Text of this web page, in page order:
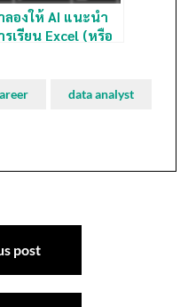
ลองให้ AI แนะนำ
รเรียน Excel (หรือ
Analytics ดูกัน
data analyst
post